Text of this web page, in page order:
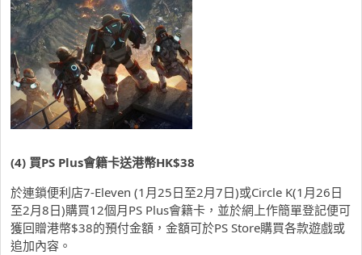
(4) 買PS Plus會籍卡送港幣HK$38
於連鎖便利店7-Eleven (1月25日至2月7日)或Circle K(1月26日
至2月8日)購買12個月PS Plus會籍卡，並於網上作簡單登記便可
獲回贈港幣$38的預付金額，金額可於PS Store購買各款遊戲或
追加內容。